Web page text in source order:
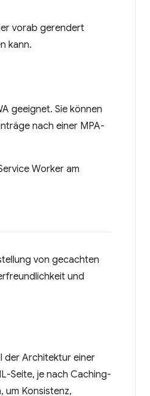
vorab gerendert
kann.
geeignet. Sie können
nach einer MPA-
Worker am
von gecachten
und
der Architektur einer
Seite, je nach Caching-
um Konsistenz,